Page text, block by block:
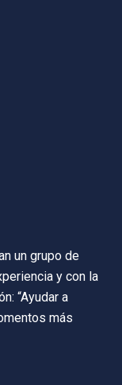
un grupo de
y con la
“Ayudar a
más